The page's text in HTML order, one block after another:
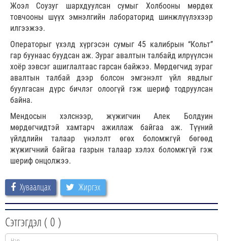
Жоэл Соузуг шархдуулсан сумыг Холбооны мөрдөх
товчооны шүүх эмнэлгийн лабораторид шинжлүүлэхээр
илгээжээ.
Операторыг үхэлд хүргэсэн сумыг 45 калибрын “Кольт”
гар буунаас буудсан аж. Зураг авалтын талбайд илрүүлсэн
хоёр зэвсэг ашиглалтаас гарсан байжээ. Мөрдөгчид зураг
авалтын талбай дээр болсон эмгэнэлт үйл явдлыг
буулгасан дүрс бичлэг олоогүй гэж шериф тодруулсан
байна.
Мендосын хэлснээр, жүжигчин Алек Болдуин
мөрдөгчидтэй хамтарч ажиллаж байгаа аж. Түүний
үйлдлийн талаар үнэлэлт өгөх боломжгүй бөгөөд
жүжигчний байгаа газрын талаар хэлэх боломжгүй гэж
шериф онцолжээ.
Хуваалцах Жиргэх
Сэтгэгдэл ( 0 )